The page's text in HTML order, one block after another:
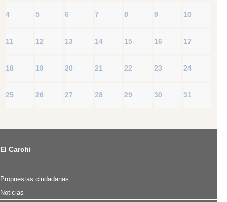
4 5 6 7 8 9 10
11 12 13 14 15 16 17
18 19 20 21 22 23 24
25 26 27 28 29 30 31
El Carchi
Propuestas ciudadanas
Noticias